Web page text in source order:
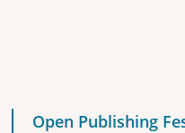
Open Publishing